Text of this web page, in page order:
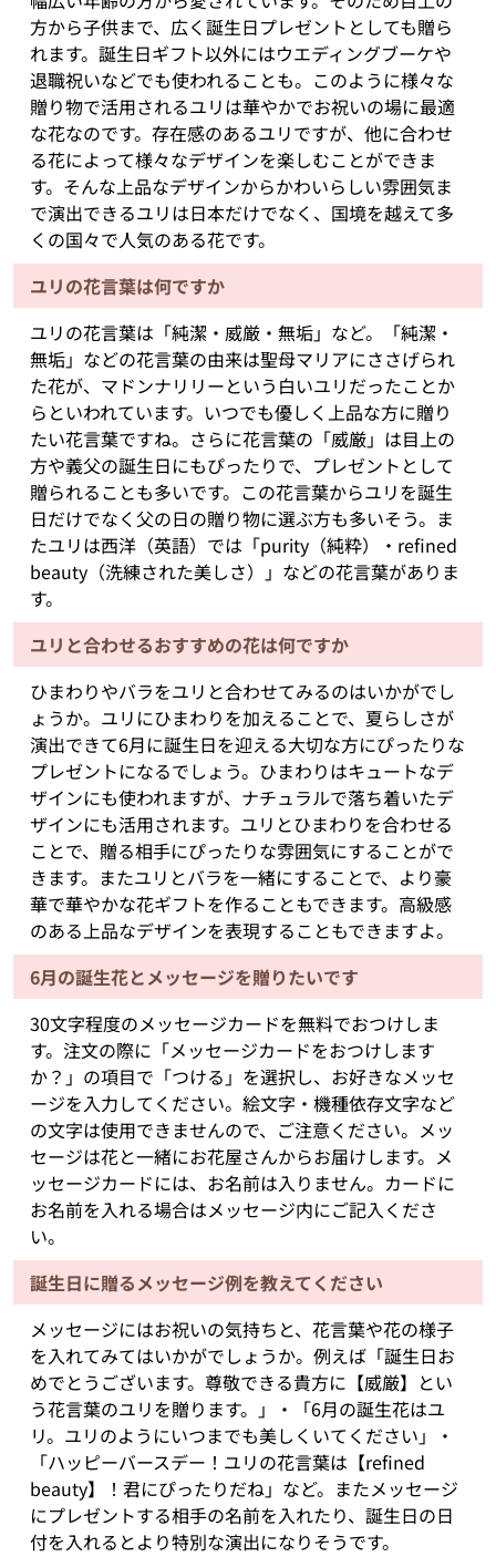
方から子供まで、広く誕生日プレゼントとしても贈ら
れます。誕生日ギフト以外にはウエディングブーケや
退職祝いなどでも使われることも。このように様々な
贈り物で活用されるユリは華やかでお祝いの場に最適
な花なのです。存在感のあるユリですが、他に合わせ
る花によって様々なデザインを楽しむことができま
す。そんな上品なデザインからかわいらしい雰囲気ま
で演出できるユリは日本だけでなく、国境を越えて多
くの国々で人気のある花です。
ユリの花言葉は何ですか
ユリの花言葉は「純潔・威厳・無垢」など。「純潔・
無垢」などの花言葉の由来は聖母マリアにささげられ
た花が、マドンナリリーという白いユリだったことか
らといわれています。いつでも優しく上品な方に贈り
たい花言葉ですね。さらに花言葉の「威厳」は目上の
方や義父の誕生日にもぴったりで、プレゼントとして
贈られることも多いです。この花言葉からユリを誕生
日だけでなく父の日の贈り物に選ぶ方も多いそう。ま
たユリは西洋（英語）では「purity（純粋）・refined
beauty（洗練された美しさ）」などの花言葉がありま
す。
ユリと合わせるおすすめの花は何ですか
ひまわりやバラをユリと合わせてみるのはいかがでし
ょうか。ユリにひまわりを加えることで、夏らしさが
演出できて6月に誕生日を迎える大切な方にぴったりな
プレゼントになるでしょう。ひまわりはキュートなデ
ザインにも使われますが、ナチュラルで落ち着いたデ
ザインにも活用されます。ユリとひまわりを合わせる
ことで、贈る相手にぴったりな雰囲気にすることがで
きます。またユリとバラを一緒にすることで、より豪
華で華やかな花ギフトを作ることもできます。高級感
のある上品なデザインを表現することもできますよ。
6月の誕生花とメッセージを贈りたいです
30文字程度のメッセージカードを無料でおつけしま
す。注文の際に「メッセージカードをおつけします
か？」の項目で「つける」を選択し、お好きなメッセ
ージを入力してください。絵文字・機種依存文字など
の文字は使用できませんので、ご注意ください。メッ
セージは花と一緒にお花屋さんからお届けします。メ
ッセージカードには、お名前は入りません。カードに
お名前を入れる場合はメッセージ内にご記入くださ
い。
誕生日に贈るメッセージ例を教えてください
メッセージにはお祝いの気持ちと、花言葉や花の様子
を入れてみてはいかがでしょうか。例えば「誕生日お
めでとうございます。尊敬できる貴方に【威厳】とい
う花言葉のユリを贈ります。」・「6月の誕生花はユ
リ。ユリのようにいつまでも美しくいてください」・
「ハッピーバースデー！ユリの花言葉は【refined
beauty】！君にぴったりだね」など。またメッセージ
にプレゼントする相手の名前を入れたり、誕生日の日
付を入れるとより特別な演出になりそうです。